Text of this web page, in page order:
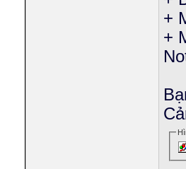
+
+